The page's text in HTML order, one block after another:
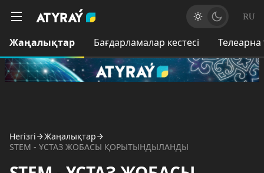
RU
Жаңалықтар Бағдарламалар кестесі
Негізгі
Жаңалықтар
STEM - ҰСТАЗ ЖОБАСЫ ҚОРЫТЫНДЫЛАНДЫ